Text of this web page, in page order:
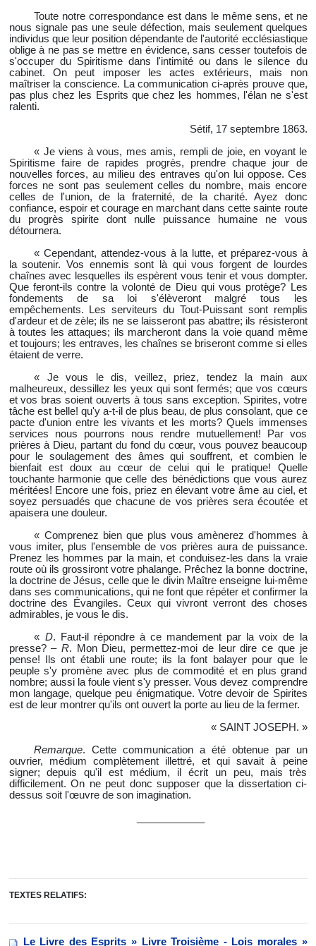
Toute notre correspondance est dans le même sens, et ne
nous signale pas une seule défection, mais seulement quelques
individus que leur position dépendante de l'autorité ecclésiastique
oblige à ne pas se mettre en évidence, sans cesser toutefois de
s'occuper du Spiritisme dans l'intimité ou dans le silence du
cabinet. On peut imposer les actes extérieurs, mais non
maîtriser la conscience. La communication ci-après prouve que,
pas plus chez les Esprits que chez les hommes, l'élan ne s'est
ralenti.
Sétif, 17 septembre 1863.
« Je viens à vous, mes amis, rempli de joie, en voyant le
Spiritisme faire de rapides progrès, prendre chaque jour de
nouvelles forces, au milieu des entraves qu'on lui oppose. Ces
forces ne sont pas seulement celles du nombre, mais encore
celles de l'union, de la fraternité, de la charité. Ayez donc
confiance, espoir et courage en marchant dans cettesainte route
du progrès spirite dont nulle puissance humaine ne vous
détournera.
« Cependant, attendez-vous à la lutte, et préparez-vous à
la soutenir. Vos ennemis sont là qui vous forgent de lourdes
chaînes avec lesquelles ils espèrent vous tenir et vous dompter.
Que feront-ils contre la volonté de Dieu qui vous protège? Les
fondements de sa loi s'élèveront malgré tous les
empêchements. Les serviteurs du Tout-Puissant sont remplis
d'ardeur et de zèle; ils ne se laisseront pas abattre; ils résisteront
à toutes les attaques; ils marcheront dans la voie quand même
et toujours; les entraves, les chaînes se briseront comme si elles
étaient de verre.
« Je vous le dis, veillez, priez, tendez la main aux
malheureux, dessillez les yeux qui sont fermés; que vos cœurs
et vos bras soient ouverts à tous sans exception. Spirites, votre
tâche est belle! qu'y a-t-il de plus beau, de plus consolant, que ce
pacte d'union entre les vivants et les morts? Quels immenses
services nous pourrons nous rendre mutuellement! Par vos
prières à Dieu, partant du fond du cœur, vous pouvez beaucoup
pour le soulagement des âmes qui souffrent, et combien le
bienfait est doux au cœur de celui qui le pratique! Quelle
touchante harmonie que celle des bénédictions que vous aurez
méritées! Encore une fois, priez en élevant votre âme au ciel, et
soyez persuadés que chacune de vos prières sera écoutée et
apaisera une douleur.
« Comprenez bien que plus vous amènerez d'hommes à
vous imiter, plus l'ensemble de vos prières aura de puissance.
Prenez les hommes par la main, et conduisez-les dans la vraie
route où ils grossiront votre phalange. Prêchez la bonne doctrine,
la doctrine de Jésus, celle que le divin Maître enseigne lui-même
dans ses communications, qui ne font que répéter et confirmer la
doctrine des Évangiles. Ceux qui vivront verront des choses
admirables, je vous le dis.
« D. Faut-il répondre à ce mandement par la voix de la
presse? –R.
Mon Dieu, permettez-moi de leur dire ce que je
pense! Ils ont établi une route; ils la font balayer pour que le
peuple s'y promène avec plus de commodité et en plus grand
nombre; aussi la foule vient s'y presser. Vous devez comprendre
mon langage, quelque peu énigmatique. Votre devoir de Spirites
est de leur montrer qu'ils ont ouvert la porte au lieu de la fermer.
« SAINT JOSEPH. »
Remarque. Cette communication a été obtenue par un
ouvrier,
médium complètement illettré, et qui savait à peine
signer; depuis qu'il est médium, il écrit un peu, mais très
difficilement. On ne peut donc supposer que la dissertation ci-
dessus soit l'œuvre de son imagination.
TEXTES RELATIFS:
Le Livre des Esprits » Livre Troisième - Lois morales »